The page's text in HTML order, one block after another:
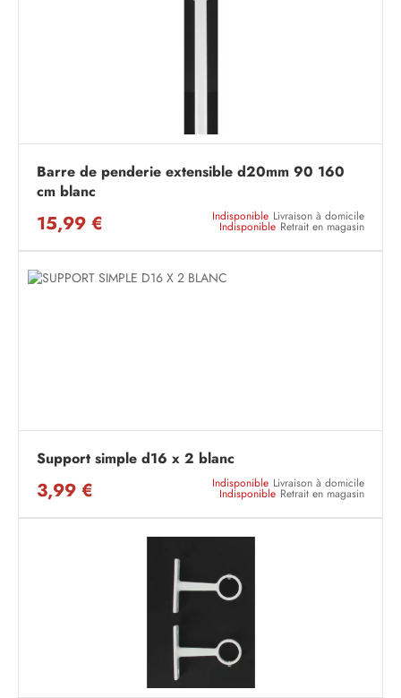
Barre de penderie extensible d20mm 90 160
cm blanc
15,99 € Indisponible Livraison à domicile
Indisponible Retrait en magasin
Support simple d16 x 2 blanc
3,99 € Indisponible Livraison à domicile
Indisponible Retrait en magasin